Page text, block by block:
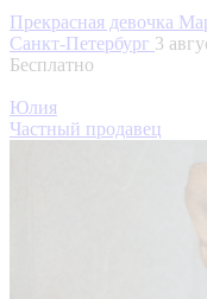
Прекрасная девочка
Санкт-Петербург 3
Бесплатно
Юлия
Частный продавец